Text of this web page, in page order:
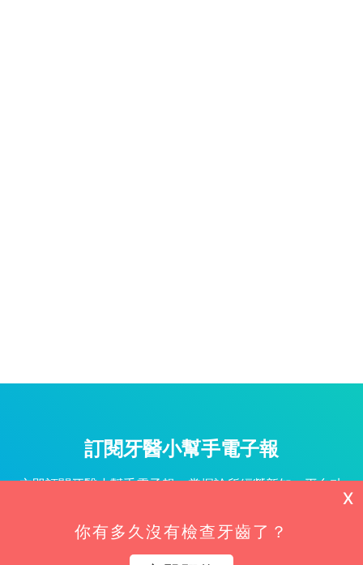
訂閱牙醫小幫手電子報
立即訂閱牙醫小幫手電子報，掌握診所經營新知、平台功
你有多久沒有檢查牙齒了？
X